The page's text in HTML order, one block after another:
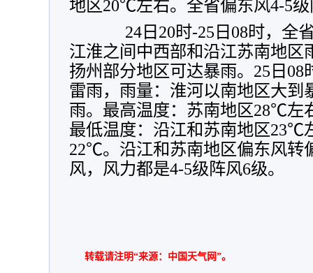
地区20℃左右。全省偏东风4-5
24日20时-25日08时，全
江淮之间中西部和沿江苏南地区
扬州部分地区可达暴雨。25日08
雷雨，雨量：淮河以南地区大到
雨。最高温度：苏南地区28℃左
最低温度：沿江和苏南地区23℃
22℃。沿江和苏南地区偏东风转
风，风力都是4-5级阵风6级。
转载请注明“来源：中国天气网”。